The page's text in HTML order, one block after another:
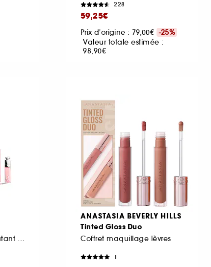
228
59,25€
Prix d'origine : 79,00€ -25%
Valeur totale estimée :
98,90€
ANASTASIA BEVERLY HILLS
Tinted Gloss Duo
Coffret maquillage lèvres
1